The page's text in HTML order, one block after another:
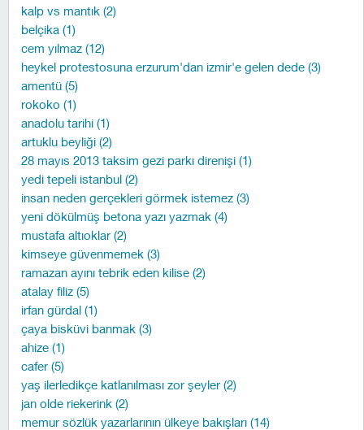
kalp vs mantık (2)
belçika (1)
cem yılmaz (12)
heykel protestosuna erzurum'dan izmir'e gelen dede (3)
amentü (5)
rokoko (1)
anadolu tarihi (1)
artuklu beyliği (2)
28 mayıs 2013 taksim gezi parkı direnişi (1)
yedi tepeli istanbul (2)
insan neden gerçekleri görmek istemez (3)
yeni dökülmüş betona yazı yazmak (4)
mustafa altıoklar (2)
kimseye güvenmemek (3)
ramazan ayını tebrik eden kilise (2)
atalay filiz (5)
irfan gürdal (1)
çaya bisküvi banmak (3)
ahize (1)
cafer (5)
yaş ilerledikçe katlanılması zor şeyler (2)
jan olde riekerink (2)
memur sözlük yazarlarının ülkeye bakışları (14)